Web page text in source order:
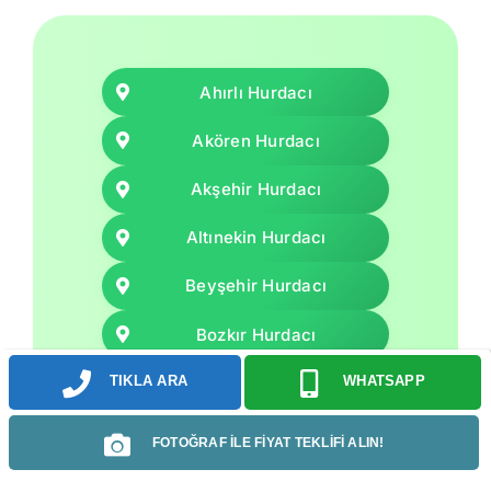
Ahırlı Hurdacı
Akören Hurdacı
Akşehir Hurdacı
Altınekin Hurdacı
Beyşehir Hurdacı
Bozkır Hurdacı
Cihanbeyli Hurdacı
Çeltik Hurdacı
TIKLA ARA WHATSAPP
FOTOĞRAF İLE FİYAT TEKLİFİ ALIN!